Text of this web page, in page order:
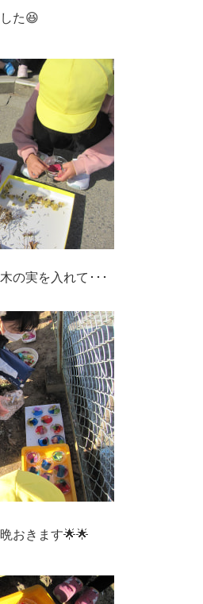
た😆
の実を入れて･･･
おきます🌟🌟